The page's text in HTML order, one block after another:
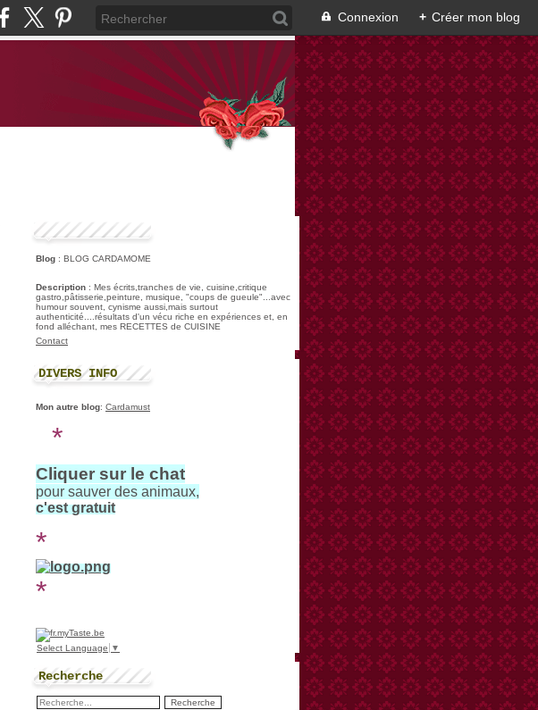
Connexion + Créer mon blog
Blog : BLOG CARDAMOME
Description : Mes écrits,tranches de vie, cuisine,critique
gastro,pâtisserie,peinture, musique, "coups de gueule"...avec
humour souvent, cynisme aussi,mais surtout
authenticité....résultats d'un vécu riche en expériences et, en
fond alléchant, mes RECETTES de CUISINE
Contact
DIVERS INFO
Mon autre blog: Cardamust
*
Cliquer sur le chat
pour sauver des animaux,
c'est gratuit
*
*
Select Language ▼
Recherche